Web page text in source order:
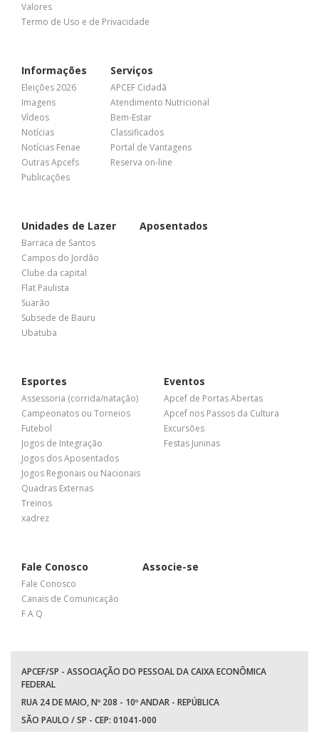
Valores
Termo de Uso e de Privacidade
Informações
Eleições 2026
Imagens
Vídeos
Notícias
Notícias Fenae
Outras Apcefs
Publicações
Serviços
APCEF Cidadã
Atendimento Nutricional
Bem-Estar
Classificados
Portal de Vantagens
Reserva on-line
Unidades de Lazer
Barraca de Santos
Campos do Jordão
Clube da capital
Flat Paulista
Suarão
Subsede de Bauru
Ubatuba
Aposentados
Esportes
Assessoria (corrida/natação)
Campeonatos ou Torneios
Futebol
Jogos de Integração
Jogos dos Aposentados
Jogos Regionais ou Nacionais
Quadras Externas
Treinos
xadrez
Eventos
Apcef de Portas Abertas
Apcef nos Passos da Cultura
Excursões
Festas Juninas
Fale Conosco
Fale Conosco
Canais de Comunicação
F A Q
Associe-se
APCEF/SP - ASSOCIAÇÃO DO PESSOAL DA CAIXA ECONÔMICA
FEDERAL
RUA 24 DE MAIO, Nº 208 - 10º ANDAR - REPÚBLICA
SÃO PAULO / SP - CEP: 01041-000